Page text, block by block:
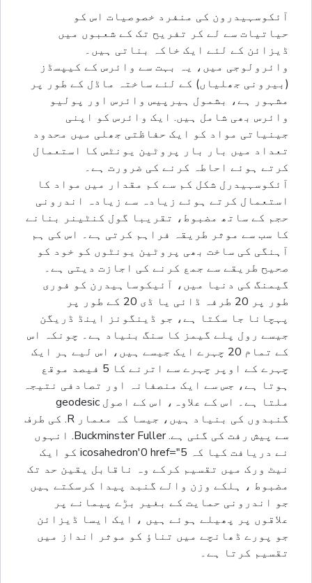
آئکوسہیدرون کی منفرد خصوصیات اس کو
حیاتیات سے لے کر تفریح تک کے شعبوں میں
ڈیزائن کے لئے ایک خاکہ بناتی ہیں۔
وائرولوجی میں، یہ بہت سے وائرس کے کیپسڈز
(بیرونی جھلیاں) کے لئے ساختہ ماڈل کے طور پر
مشہور ہے، بشمول ہیرپیس وائرس اور پولیو
وائرس بھی شامل ہیں. ایک وائرس کو اپنی
جینیاتی مواد کو ایک حفاظتی جھلی میں محدود
تعداد میں بار بار پروٹین یونٹس کا استعمال
کرتے ہوئے احاطہ کرنے کی ضرورت ہے۔
آئکوسہیدرل شکل کم سے کم مقدار میں مواد کا
استعمال کرتے ہوئے زیادہ سے زیادہ اندرونی
حجم کے ساتھ مضبوط، تقریبا گول کنٹینر بنانے
کا سب سے موثر طریقہ فراہم کرتی ہے۔ اس کی ہم
آہنگی کی ساخت بھی پروٹین یونٹوں کو خود کو
صحیح طریقے سے جمع کرنے کی اجازت دیتی ہے۔
گیمنگ کی دنیا میں، آئیکوساہیدرن کو فوری
طور پر 20 طرفہ ڈائی یا ڈی 20 کے طور پر
پہچانا جا سکتا ہے، جو ڈینگونز اینڈ ڈریگن
جیسے رول پلے گیمز کا سنگ بنیاد ہے۔ چونکہ اس
کے تمام 20 چہرے ایک جیسے ہیں، اس لیے ہر ایک
چہرے کے اوپر چہرے سے اترنے کا 5 فیصد موقع
ہوتا ہے، جس سے ایک منصفانہ اور تصادفی نتیجہ
ملتا ہے۔ اس کے علاوہ، اس کے اصول geodesic
گنبدوں کی بنیاد ہیں، جیسا کہ معمار R. کی طرف
سے پیش رفت کی گئی ہے. Buckminster Fuller. انہوں
نے دریافت کیا کہ icosahedron'0 href="5 کو ایک
نیٹ ورک میں تقسیم کرکے وہ ناقابل یقین حد تک
مضبوط ، ہلکے وزن والے گنبد پیدا کرسکتے ہیں
جو اندرونی حمایت کے بغیر بڑے پیمانے پر
علاقوں پر پھیلے ہوئے ہیں ، ایک ایسا ڈیزائن
جو پورے ڈھانچے میں تناؤ کو موثر انداز میں
تقسیم کرتا ہے۔